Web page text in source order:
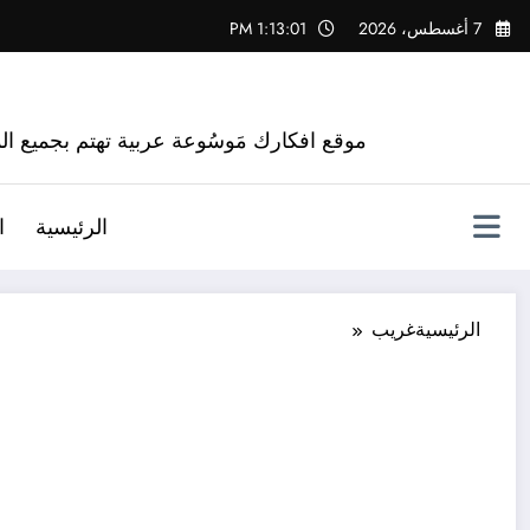
التجاوز
إلى
7 أغسطس، 2026 1:13:02 PM
موقع افكارك مَوسُوعة عربية تهتم بجميع
الرئيسية
الرئيسيةغريب